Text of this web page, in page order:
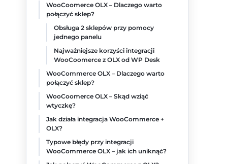
WooCoomerce OLX – Dlaczego warto
połączyć sklep?
Obsługa 2 sklepów przy pomocy
jednego panelu
Najważniejsze korzyści integracji
WooCoomerce z OLX od WP Desk
WooCommerce OLX – Dlaczego warto
połączyć sklep?
WooCoomerce OLX – Skąd wziąć
wtyczkę?
Jak działa integracja WooCommerce +
OLX?
Typowe błędy przy integracji
WooCommerce OLX – jak ich uniknąć?